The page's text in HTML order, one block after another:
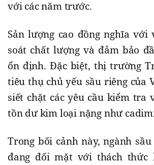
với các năm trước.
Sản lượng cao đồng nghĩa với
soát chất lượng và đảm bảo
ổn định. Đặc biệt, thị trường
tiêu thụ chủ yếu sầu riêng của
siết chặt các yêu cầu kiểm tra
tồn dư kim loại nặng như
Trong bối cảnh này, ngành
đang đối mặt với thách thức